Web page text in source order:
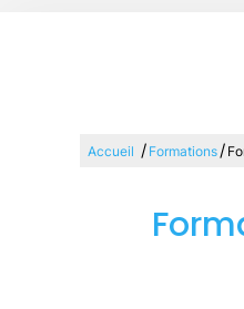
Accueil / Formations /